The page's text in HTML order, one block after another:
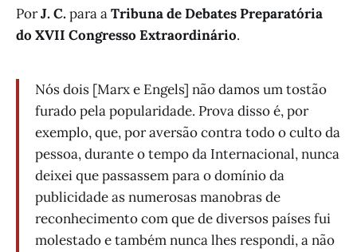
PorJ. C.para aTribuna de Debates Preparatória
do XVII Congresso Extraordinário.
Nós dois [Marx e Engels] não damos um tostão
furado pela popularidade. Prova disso é, por
exemplo, que, por aversão contra todo o culto da
pessoa, durante o tempo da Internacional, nunca
deixei que passassem para o domínio da
publicidade as numerosas manobras de
reconhecimento com que de diversos países fui
molestado e também nunca lhes respondi, a não